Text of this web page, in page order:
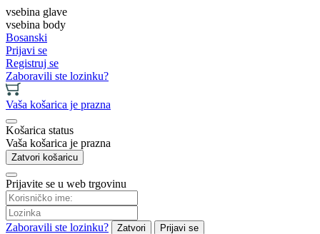
vsebina glave
vsebina body
Bosanski
Prijavi se
Registruj se
Zaboravili ste lozinku?
Vaša košarica je prazna
Košarica status
Vaša košarica je prazna
Zatvori košaricu
Prijavite se u web trgovinu
Zaboravili ste lozinku? Zatvori Prijavi se